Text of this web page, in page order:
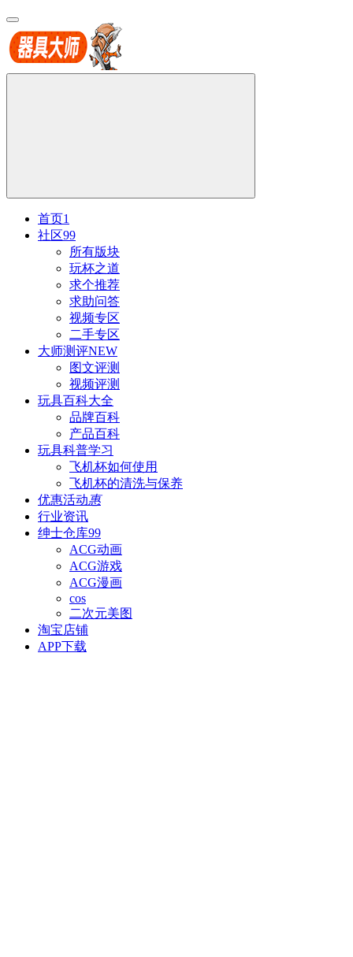
首页1
社区99
所有版块
玩杯之道
求个推荐
求助问答
视频专区
二手专区
大师测评NEW
图文评测
视频评测
玩具百科大全
品牌百科
产品百科
玩具科普学习
飞机杯如何使用
飞机杯的清洗与保养
优惠活动惠
行业资讯
绅士仓库99
ACG动画
ACG游戏
ACG漫画
cos
二次元美图
淘宝店铺
APP下载